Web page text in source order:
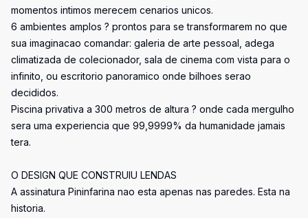
momentos intimos merecem cenarios unicos.
6 ambientes amplos ? prontos para se transformarem no que
sua imaginacao comandar: galeria de arte pessoal, adega
climatizada de colecionador, sala de cinema com vista para o
infinito, ou escritorio panoramico onde bilhoes serao
decididos.
Piscina privativa a 300 metros de altura ? onde cada mergulho
sera uma experiencia que 99,9999% da humanidade jamais
tera.
O DESIGN QUE CONSTRUIU LENDAS
A assinatura Pininfarina nao esta apenas nas paredes. Esta na
historia.